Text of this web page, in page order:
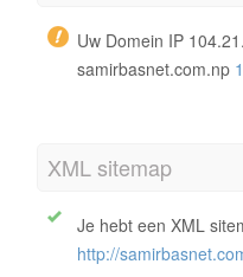
Uw Domein IP
samirbasnet.com.np
XML sitemap
Je hebt een XML
http://